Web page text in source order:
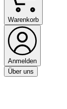
Warenkorb
Anmelden
Über uns